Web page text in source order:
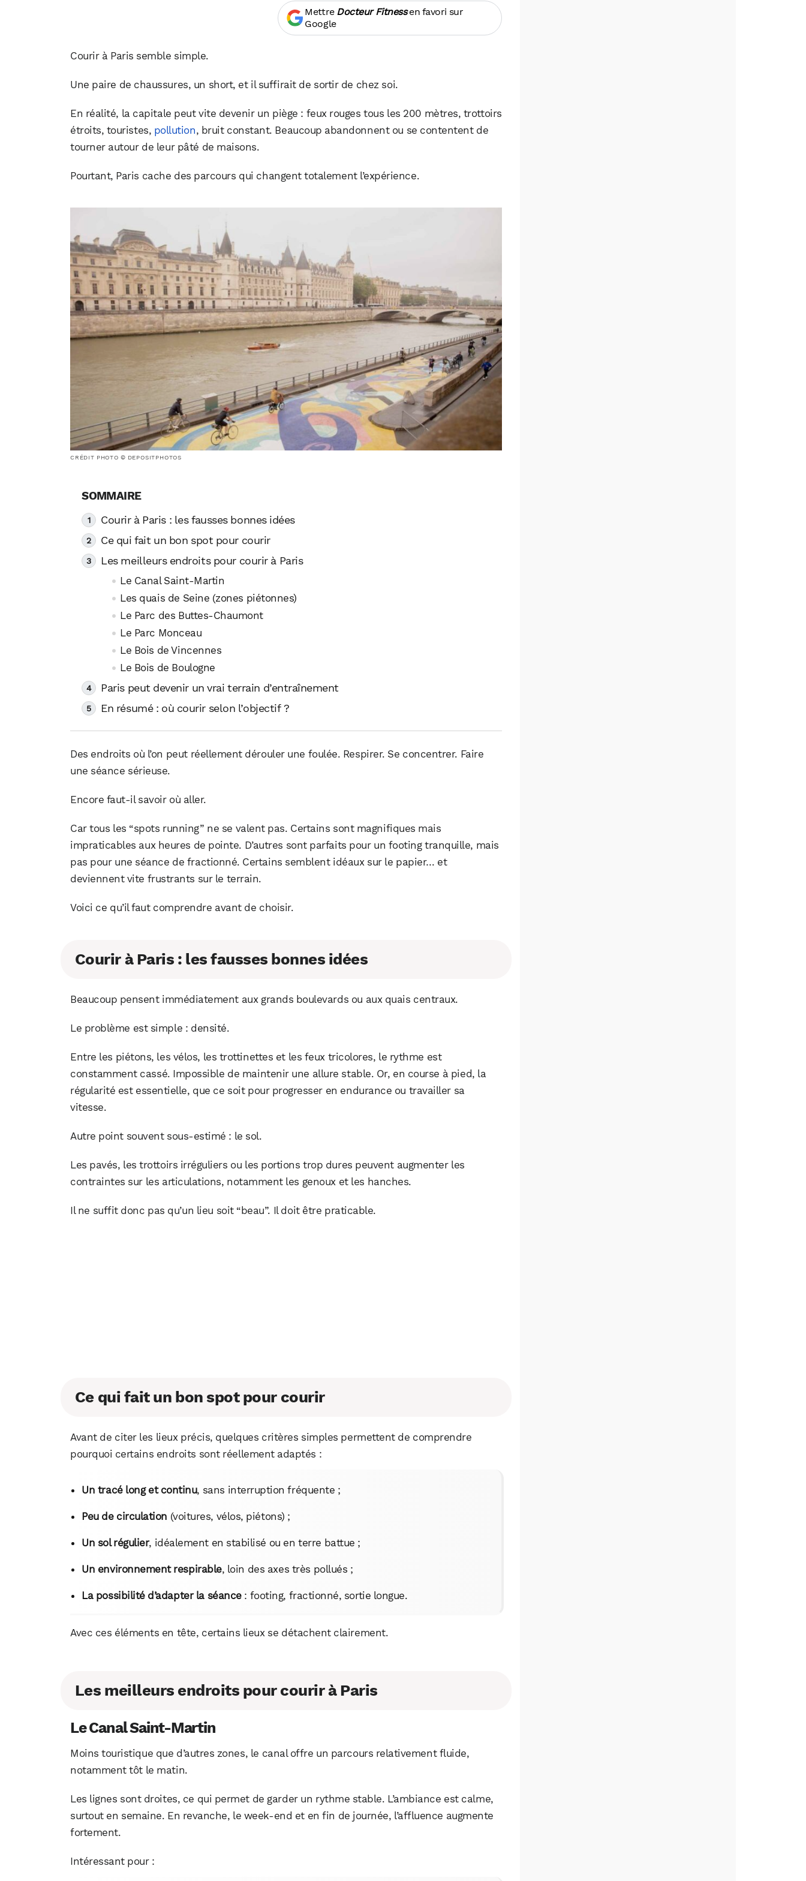
Mettre Docteur Fitnessen favori sur
Google
Courir à Paris semble simple.
Une paire de chaussures, un short, et il suffirait de sortir de chez soi.
En réalité, la capitale peut vite devenir un piège : feux rouges tous les 200 mètres, trottoirs
étroits, touristes, pollution, bruit constant. Beaucoup abandonnent ou se contentent de
tourner autour de leur pâté de maisons.
Pourtant, Paris cache des parcours qui changent totalement l’expérience.
CRÉDIT PHOTO © DEPOSITPHOTOS
Courir à Paris : les fausses bonnes idées
Ce qui fait un bon spot pour courir
Les meilleurs endroits pour courir à Paris
Le Canal Saint-Martin
Les quais de Seine (zones piétonnes)
Le Parc des Buttes-Chaumont
Le Parc Monceau
Le Bois de Vincennes
Le Bois de Boulogne
Paris peut devenir un vrai terrain d’entraînement
En résumé : où courir selon l’objectif ?
Des endroits où l’on peut réellement dérouler une foulée. Respirer. Se concentrer. Faire
une séance sérieuse.
Encore faut-il savoir où aller.
Car tous les “spots running” ne se valent pas. Certains sont magnifiques mais
impraticables aux heures de pointe. D’autres sont parfaits pour un footing tranquille, mais
pas pour une séance de fractionné. Certains semblent idéaux sur le papier… et
deviennent vite frustrants sur le terrain.
Voici ce qu’il faut comprendre avant de choisir.
Courir à Paris : les fausses bonnes idées
Beaucoup pensent immédiatement aux grands boulevards ou aux quais centraux.
Le problème est simple : densité.
Entre les piétons, les vélos, les trottinettes et les feux tricolores, le rythme est
constamment cassé. Impossible de maintenir une allure stable. Or, en course à pied, la
régularité est essentielle, que ce soit pour progresser en endurance ou travailler sa
vitesse.
Autre point souvent sous-estimé : le sol.
Les pavés, les trottoirs irréguliers ou les portions trop dures peuvent augmenter les
contraintes sur les articulations, notamment les genoux et les hanches.
Il ne suffit donc pas qu’un lieu soit “beau”. Il doit être praticable.
Ce qui fait un bon spot pour courir
Avant de citer les lieux précis, quelques critères simples permettent de comprendre
pourquoi certains endroits sont réellement adaptés :
Un tracé long et continu, sans interruption fréquente ;
Peu de circulation (voitures, vélos, piétons) ;
Un sol régulier, idéalement en stabilisé ou en terre battue ;
Un environnement respirable, loin des axes très pollués ;
La possibilité d’adapter la séance: footing, fractionné, sortie longue.
Avec ces éléments en tête, certains lieux se détachent clairement.
Les meilleurs endroits pour courir à Paris
Le Canal Saint-Martin
Moins touristique que d’autres zones, le canal offre un parcours relativement fluide,
notamment tôt le matin.
Les lignes sont droites, ce qui permet de garder un rythme stable. L’ambiance est calme,
surtout en semaine. En revanche, le week-end et en fin de journée, l’affluence augmente
fortement.
Intéressant pour :
Facebook X LinkedIn